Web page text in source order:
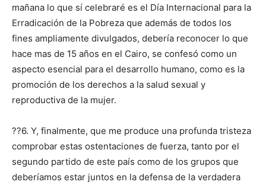
mañana lo que sí celebraré es el Día Internacional para la
Erradicación de la Pobreza que además de todos los
fines ampliamente divulgados, debería reconocer lo que
hace mas de 15 años en el Cairo, se confesó como un
aspecto esencial para el desarrollo humano, como es la
promoción de los derechos a la salud sexual y
reproductiva de la mujer.
??6. Y, finalmente, que me produce una profunda tristeza
comprobar estas ostentaciones de fuerza, tanto por el
segundo partido de este país como de los grupos que
deberíamos estar juntos en la defensa de la verdadera